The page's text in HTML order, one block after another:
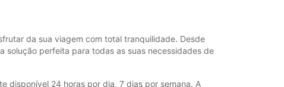
da sua viagem com total tranquilidade. Desde
solução perfeita para todas as suas necessidades de
disponível 24 horas por dia, 7 dias por semana. A